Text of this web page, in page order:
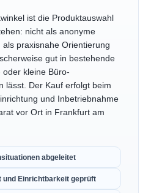
ist die Produktauswahl
nicht als anonyme
praxisnahe Orientierung
gut in bestehende
oder kleine Büro-
lässt. Der Kauf erfolgt beim
und Inbetriebnahme
vor Ort in Frankfurt am
abgeleitet
Einrichtbarkeit geprüft